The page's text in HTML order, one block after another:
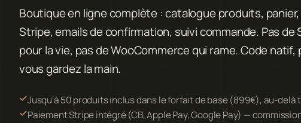
Boutique en ligne complète : catalogue produits,
Stripe, emails de confirmation, suivi commande. Pas de
pour la vie, pas de WooCommerce qui rame. Code
vous gardez la main.
Jusqu'à 50 produits inclus dans le forfait de base (899€), au-delà
Paiement Stripe intégré (CB, Apple Pay, Google Pay) —